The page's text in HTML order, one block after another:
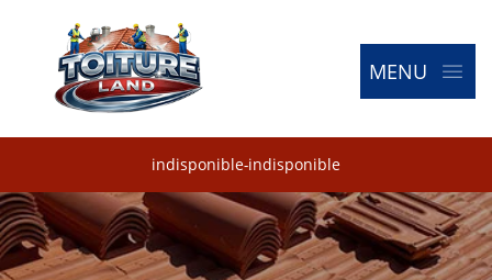
MENU
indisponible-indisponible